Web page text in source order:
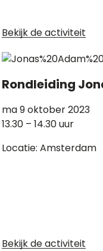
Bekijk de activiteit
Rondleiding
ma 9 oktober 2023
13.30 – 14.30 uur
Locatie: Amsterdam
Bekijk de activiteit